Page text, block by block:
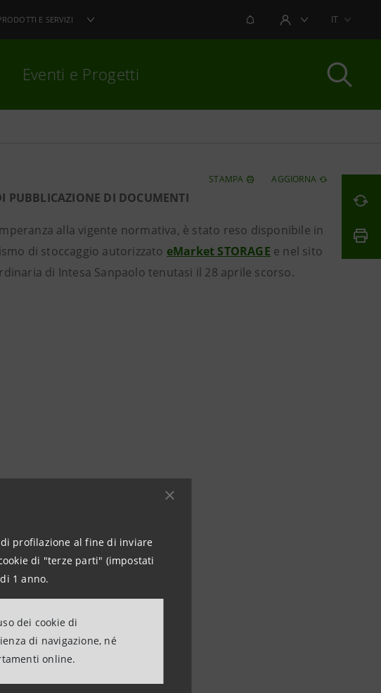
di profilazione al fine di inviare
di "terze parti" (impostati
1 anno.
dei cookie di
di navigazione, né
online.
E SERVIZI NOTIFICHEAREA UTENTEIT
Eventi e Progetti
STAMPA AGGIORNA
PUBBLICAZIONE DI DOCUMENTI
alla vigente normativa, è stato reso disponibile in
di stoccaggio autorizzato eMarket STORAGE e nel sito
di Intesa Sanpaolo tenutasi il 28 aprile scorso.